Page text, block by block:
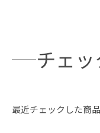
チェ
最近チェックした商